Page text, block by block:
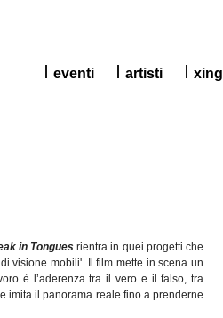
xing
artisti
eventi
in Tongues rientra in quei progetti che
di visione mobili'. Il filmmette inscena un
è l’aderenza tra il veroe il falso,tra
imita il panorama reale finoaprenderne